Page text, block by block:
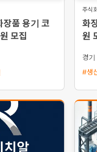
장품 용기 코
모집
주식
화
원
경기
#생